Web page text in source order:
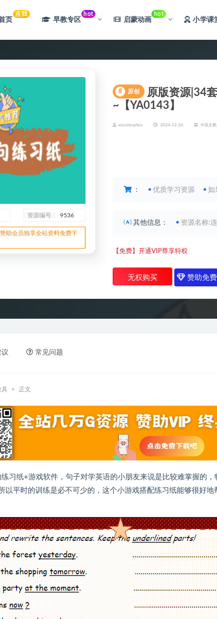
页
点我
早教专区
hot
启蒙动画
hot
小学课
资源编号 9536
助会员独享全站资料免费下
# 原创
原版资源|34
~【YA0143】
xiaozhouzhou 2024-12-26 中英文教
： 优质学习资源 如
其他信息： 资源名称:
【免费】开通VIP尊享特权
无权购买 赞助免
议 常见问题
具 正文
习纸+游戏软件，句子对学英语的小朋友来说是比较难掌握的
以平时的训练是必不可少的，这个小游戏搭配练习纸能够很好